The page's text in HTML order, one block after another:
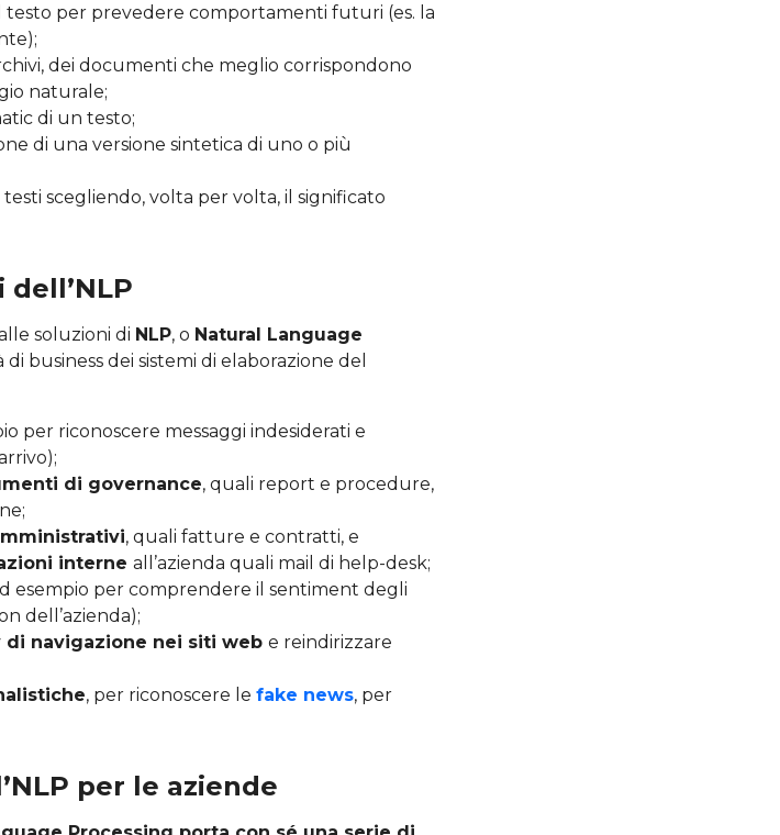
testo per prevedere comportamenti futuri (es. la
dei documenti che meglio corrispondono
naturale;
di un testo;
di una versione sintetica di uno o più
scegliendo, volta per volta, il significato
soluzioni di NLP, o Natural Language
business dei sistemi di elaborazione del
per riconoscere messaggi indesiderati e
di governance, quali report e procedure,
, quali fatture e contratti, e
interne all’azienda quali mail di help-desk;
esempio per comprendere il sentiment degli
dell’azienda);
navigazione nei siti web e reindirizzare
, per riconoscere le fake news, per
per le aziende